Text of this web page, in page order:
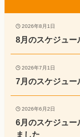
2026年8月1日
8月のスケジュー
2026年7月1日
7月のスケジュー
2026年6月2日
6月のスケジュー
ました